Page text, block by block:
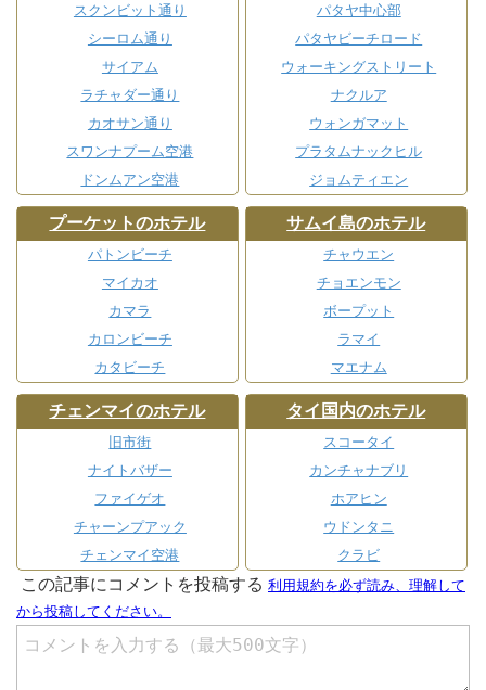
スクンビット通り
シーロム通り
サイアム
ラチャダー通り
カオサン通り
スワンナプーム空港
ドンムアン空港
パタヤ中心部
パタヤビーチロード
ウォーキングストリート
ナクルア
ウォンガマット
プラタムナックヒル
ジョムティエン
プーケットのホテル
パトンビーチ
マイカオ
カマラ
カロンビーチ
カタビーチ
サムイ島のホテル
チャウエン
チョエンモン
ボープット
ラマイ
マエナム
チェンマイのホテル
旧市街
ナイトバザー
ファイゲオ
チャーンプアック
チェンマイ空港
タイ国内のホテル
スコータイ
カンチャナブリ
ホアヒン
ウドンタニ
クラビ